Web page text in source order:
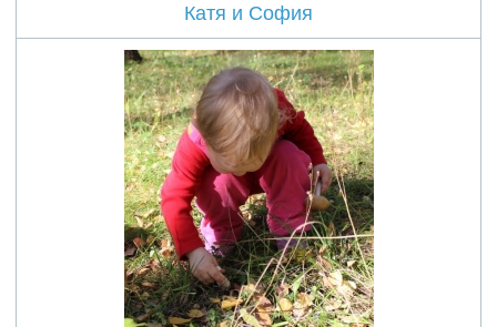
Катя и София